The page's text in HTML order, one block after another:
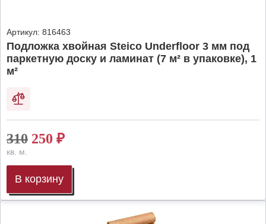
Артикул: 816463
Подложка хвойная Steico Underfloor 3 мм под
паркетную доску и ламинат (7 м² в упаковке), 1
м²
310 250 ₽
кв. м.
В корзину